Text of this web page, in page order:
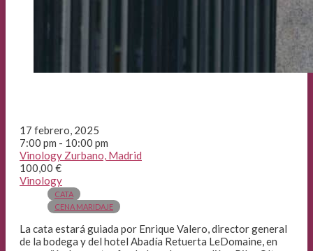
17 febrero, 2025
7:00 pm - 10:00 pm
Vinology Zurbano, Madrid
100,00 €
Vinology
CATA
CENA MARIDAJE
La cata estará guiada por Enrique Valero, director general
de la bodega y del hotel Abadía Retuerta LeDomaine, en